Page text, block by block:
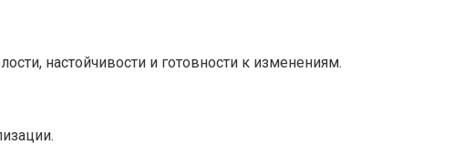
настойчивости и готовности к изменениям.